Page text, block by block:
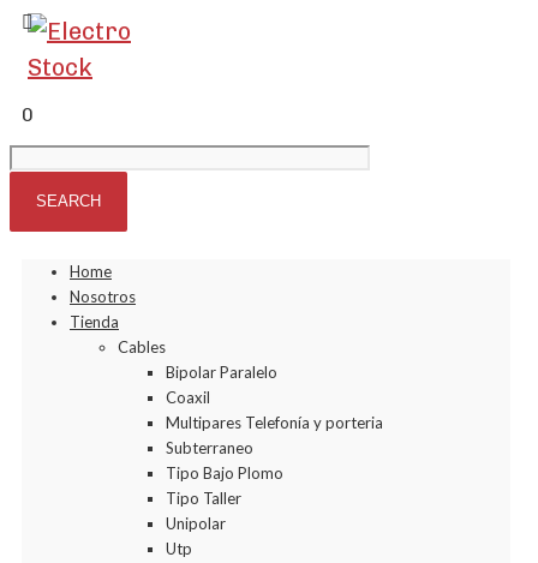
0
Home
Nosotros
Tienda
Cables
Bipolar Paralelo
Coaxil
Multipares Telefonía y porteria
Subterraneo
Tipo Bajo Plomo
Tipo Taller
Unipolar
Utp